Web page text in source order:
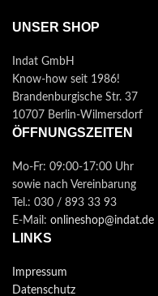
UNSER SHOP
Indat GmbH
Know-how seit 1986!
Brandenburgische Str. 37
10707 Berlin-Wilmersdorf
ÖFFNUNGSZEITEN
Mo-Fr: 09:00-17:00 Uhr
sowie nach Vereinbarung
Tel.: 030 / 893 33 93
E-Mail: onlineshop@indat.de
LINKS
Impressum
Datenschutz